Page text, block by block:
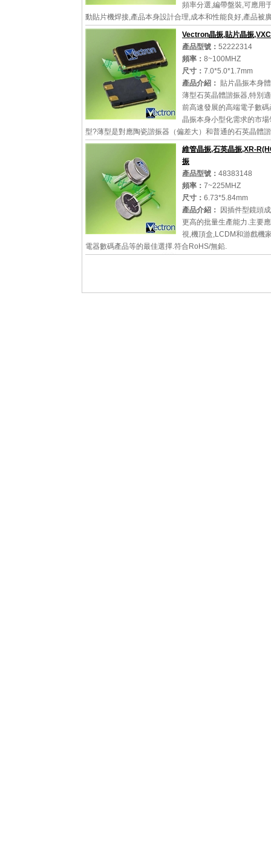
頻率分選,編帶盤裝,可應用
動貼片機焊接,產品本身設計合理,成本和性能良好,產品被
于平板電腦,MP5,數碼相機
詳細參數 查看大圖
Vectron晶振,貼片晶振
產品型號： 52222314
頻率： 8~100MHZ
尺寸： 7.0*5.0*1.7mm
產品介紹： 貼片晶振本身
薄型石英晶體諧振器,特別
前高速發展的高端電子數碼
晶振本身小型化需求的市場
型?薄型是對應陶瓷諧振器（偏差大）和普通的石英晶體
差小）的中間領域的一種性...
詳細參數 查看大圖
維管晶振,石英晶振,XR-
振
產品型號： 48383148
頻率： 7~225MHZ
尺寸： 6.73*5.84mm
產品介紹：
因插件型鏡頭
更高的批量生產能力.主要
視,機頂盒,LCDM和游戲機
電器數碼產品等的最佳選擇.符合RoHS/無鉛.
詳細參數 查看大圖